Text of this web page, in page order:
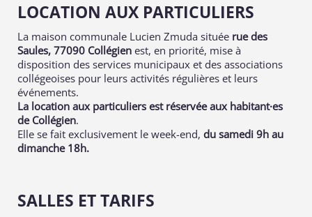
LOCATION AUX PARTICULIERS
La maison communale Lucien Zmuda située rue des
Saules, 77090 Collégien est, en priorité, mise à
disposition des services municipaux et des associations
collégeoises pour leurs activités régulières et leurs
événements.
La location aux particuliers est réservée aux habitant·es
de Collégien.
Elle se fait exclusivement le week-end, du samedi 9h au
dimanche 18h.
SALLES ET TARIFS